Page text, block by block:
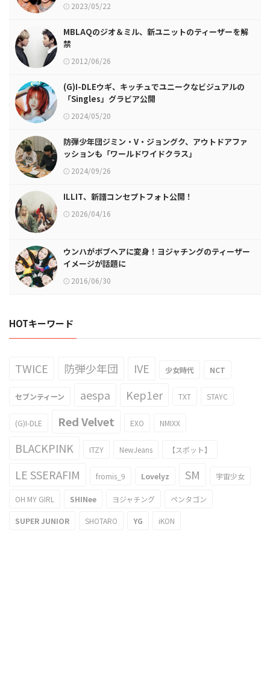
2023/05/22
MBLAQのジオ＆ミル、新ユニットのティーザーを解
禁
2012/06/26
(G)I-DLEウギ、キッチュでユニークなビジュアルの
「Singles」グラビア公開
2024/05/20
防弾少年団ジミン・V・ジョングク、アウトドアファ
ッションも「ワールドワイドクラス」
2024/09/26
ILLIT、新譜コンセプトフォト公開！
2026/04/16
ウンハがボブヘアに変身！ヨジャチングのティーザー
イメージが話題に
2016/06/30
HOTキーワード
TWICE 防弾少年団 IVE 少女時代 NCT
セブンティーン aespa Kep1er TXT STAYC
(G)I-DLE Red Velvet EXO NMIXX
BLACKPINK ITZY NewJeans 【スポット】
LE SSERAFIM fromis_9 Lovelyz SM 宇宙少女
OH MY GIRL SHINee ヨジャチング ペンタゴン
SUPER JUNIOR SHOTARO YG iKON